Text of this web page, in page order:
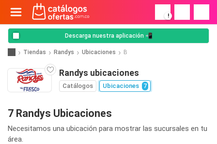
!
Descarga nuestra aplicación 📲
Tiendas Randys Ubicaciones B
Randys ubicaciones
Catálogos Ubicaciones 7
7 Randys Ubicaciones
Necesitamos una ubicación para mostrar las sucursales en tu
área.